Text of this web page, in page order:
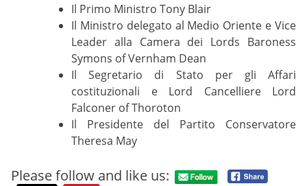
Il Primo Ministro Tony Blair
Il Ministro delegato al Medio Oriente e Vice
Leader alla Camera dei Lords Baroness
Symons of Vernham Dean
Il Segretario di Stato per gli Affari
costituzionali e Lord Cancelliere Lord
Falconer of Thoroton
Il Presidente del Partito Conservatore
Theresa May
Please follow and like us: